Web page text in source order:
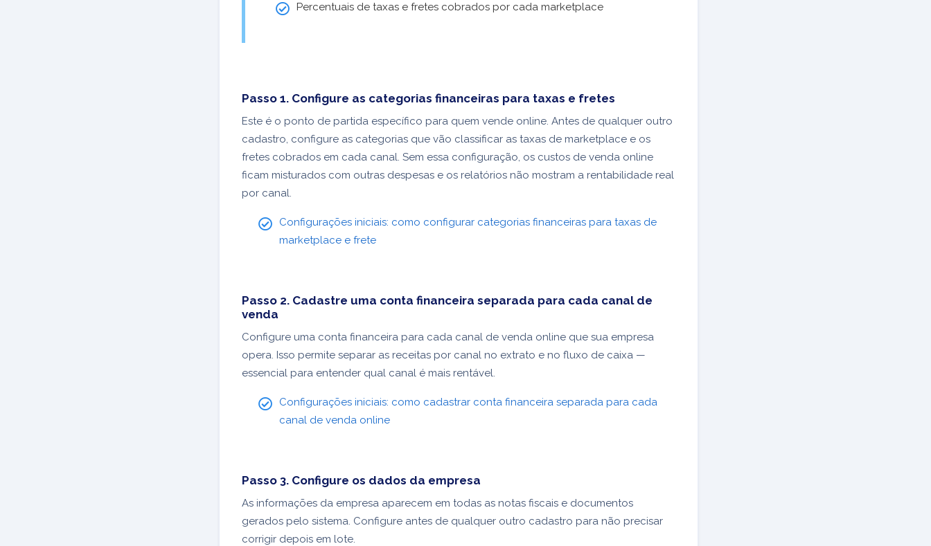
Percentuais de taxas e fretes cobrados por cada marketplace
Passo 1. Configure as categorias financeiras para taxas e fretes
Este é o ponto de partida específico para quem vende online. Antes de qualquer outro
cadastro, configure as categorias que vão classificar as taxas de marketplace e os
fretes cobrados em cada canal. Sem essa configuração, os custos de venda online
ficam misturados com outras despesas e os relatórios não mostram a rentabilidade real
por canal.
Configurações iniciais: como configurar categorias financeiras para taxas de
marketplace e frete
Passo 2. Cadastre uma conta financeira separada para cada canal de
venda
Configure uma conta financeira para cada canal de venda online que sua empresa
opera. Isso permite separar as receitas por canal no extrato e no fluxo de caixa —
essencial para entender qual canal é mais rentável.
Configurações iniciais: como cadastrar conta financeira separada para cada
canal de venda online
Passo 3. Configure os dados da empresa
As informações da empresa aparecem em todas as notas fiscais e documentos
gerados pelo sistema. Configure antes de qualquer outro cadastro para não precisar
corrigir depois em lote.